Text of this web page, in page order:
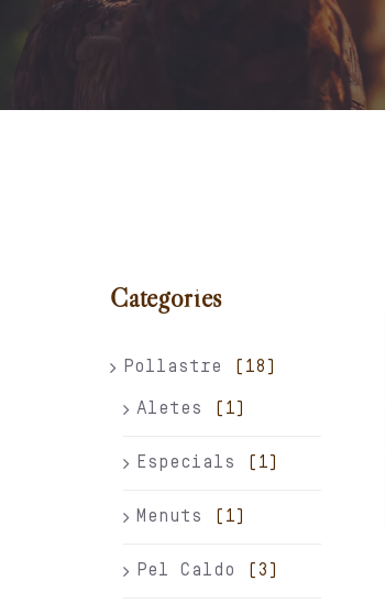
Categories
Pollastre (18)
Aletes (1)
Especials (1)
Menuts (1)
Pel Caldo (3)